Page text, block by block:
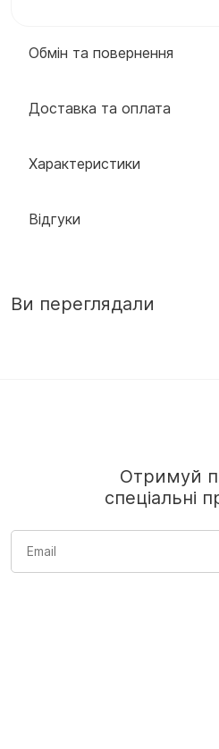
Обмін та повернення
Доставка та оплата
Характеристики
Відгуки
Ви переглядали
Отримуй
спеціальні